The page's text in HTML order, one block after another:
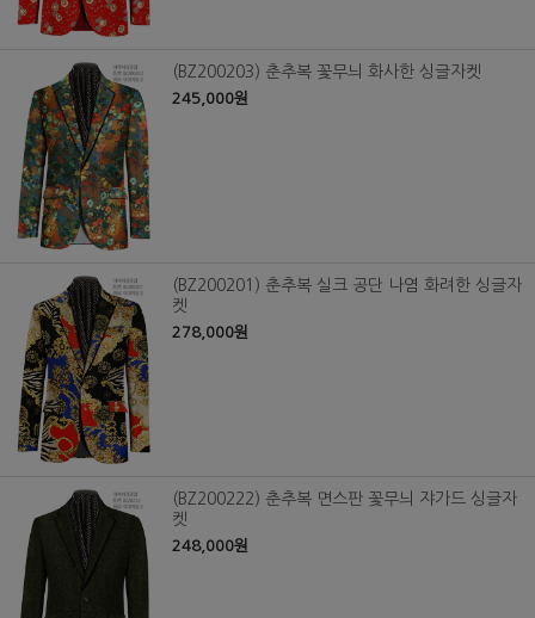
(BZ200203) 춘추복 꽃무늬 화사한 싱글자켓
245,000원
(BZ200201) 춘추복 실크 공단 나염 화려한 싱글자
켓
278,000원
(BZ200222) 춘추복 면스판 꽃무늬 쟈가드 싱글자
켓
248,000원